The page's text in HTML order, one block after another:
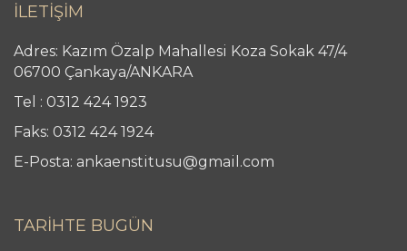
İLETİŞİM
Adres: Kazım Özalp Mahallesi Koza Sokak 47/4
06700 Çankaya/ANKARA
Tel : 0312 424 1923
Faks: 0312 424 1924
E-Posta: ankaenstitusu@gmail.com
TARİHTE BUGÜN